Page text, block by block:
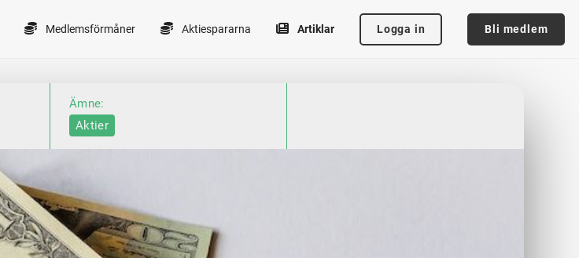
Medlemsförmåner Aktiespararna Artiklar Logga in Bli medlem
Ämne:
Aktier